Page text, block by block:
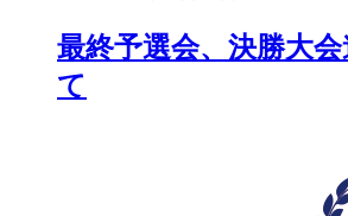
最終予選会、決勝大
て